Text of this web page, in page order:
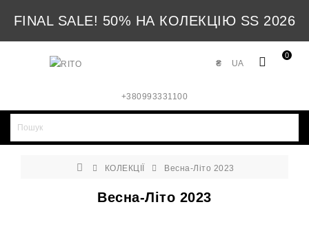
FINAL SALE! 50% НА КОЛЕКЦІЮ SS 2026
0
UA
₴
+380993331100
КОЛЕКЦІЇ Весна-Літо 2023
Весна-Літо 2023